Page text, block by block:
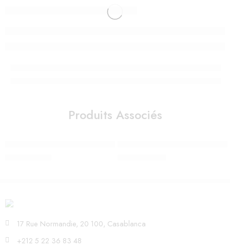
Produits Associés
17 Rue Normandie, 20 100, Casablanca
+212 5 22 36 83 48